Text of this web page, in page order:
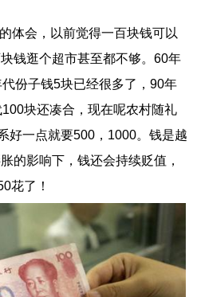
体会，以前觉得一百块钱可以
钱逛个超市甚至都不够。60年
份子钱5块已经很多了，90年
块还凑合，现在呢农村随礼
好一点就要500，1000。钱是越
的影响下，钱还会持续贬值，
花了！